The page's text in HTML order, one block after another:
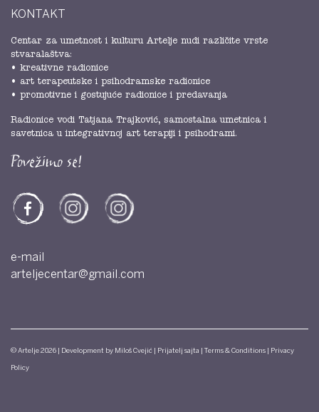
KONTAKT
Centar za umetnost i kulturu Artelje nudi različite vrste
stvaralaštva:
• kreativne radionice
• art terapeutske i psihodramske radionice
• promotivne i gostujuće radionice i predavanja
Radionice vodi Tatjana Trajković, samostalna umetnica i
savetnica u integrativnoj art terapiji i psihodrami.
Povežimo se!
e-mail
arteljecentar@gmail.com
© Artelje 2026 | Development by Miloš Cvejić Prijatelj sajta Terms & Conditions Privacy
Policy